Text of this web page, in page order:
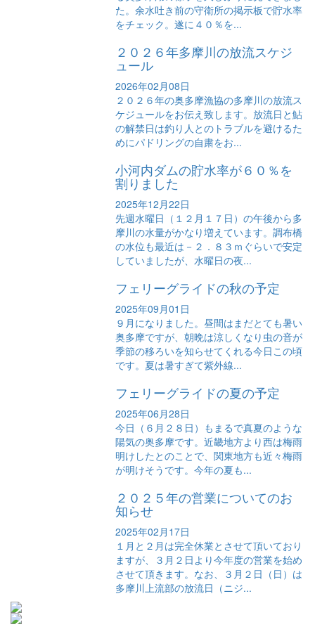
た。余水吐き前の守衛所の掲示板で貯水率
をチェック。遂に４０％を...
２０２６年多摩川の放流スケジ
ュール
2026年02月08日
２０２６年の奥多摩漁協の多摩川の放流ス
ケジュールをお伝え致します。放流日と鮎
の解禁日は釣り人とのトラブルを避けるた
めにパドリングの自粛をお...
小河内ダムの貯水率が６０％を
割りました
2025年12月22日
先週水曜日（１２月１７日）の午後から多
摩川の水量がかなり増えています。調布橋
の水位も最近は－２．８３ｍぐらいで安定
していましたが、水曜日の夜...
フェリーグライドの秋の予定
2025年09月01日
９月になりました。昼間はまだとても暑い
奥多摩ですが、朝晩は涼しくなり虫の音が
季節の移ろいを知らせてくれる今日この頃
です。夏は暑すぎて紫外線...
フェリーグライドの夏の予定
2025年06月28日
今日（６月２８日）もまるで真夏のような
陽気の奥多摩です。近畿地方より西は梅雨
明けしたとのことで、関東地方も近々梅雨
が明けそうです。今年の夏も...
２０２５年の営業についてのお
知らせ
2025年02月17日
１月と２月は完全休業とさせて頂いており
ますが、３月２日より今年度の営業を始め
させて頂きます。なお、３月２日（日）は
多摩川上流部の放流日（ニジ...